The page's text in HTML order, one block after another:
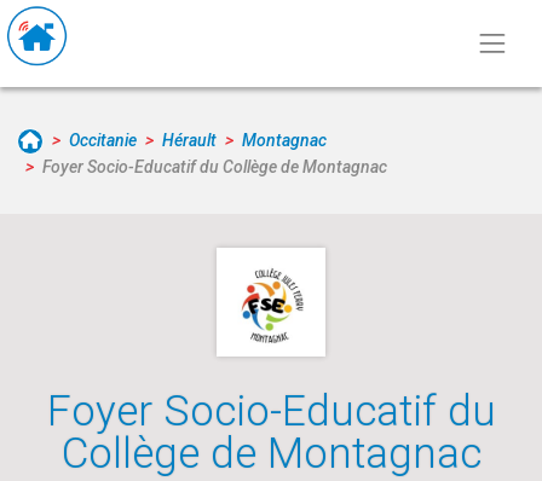
Occitanie Hérault
Montagnac
Foyer Socio-Educatif du Collège de Montagnac
Foyer Socio-Educatif du
Collège de Montagnac